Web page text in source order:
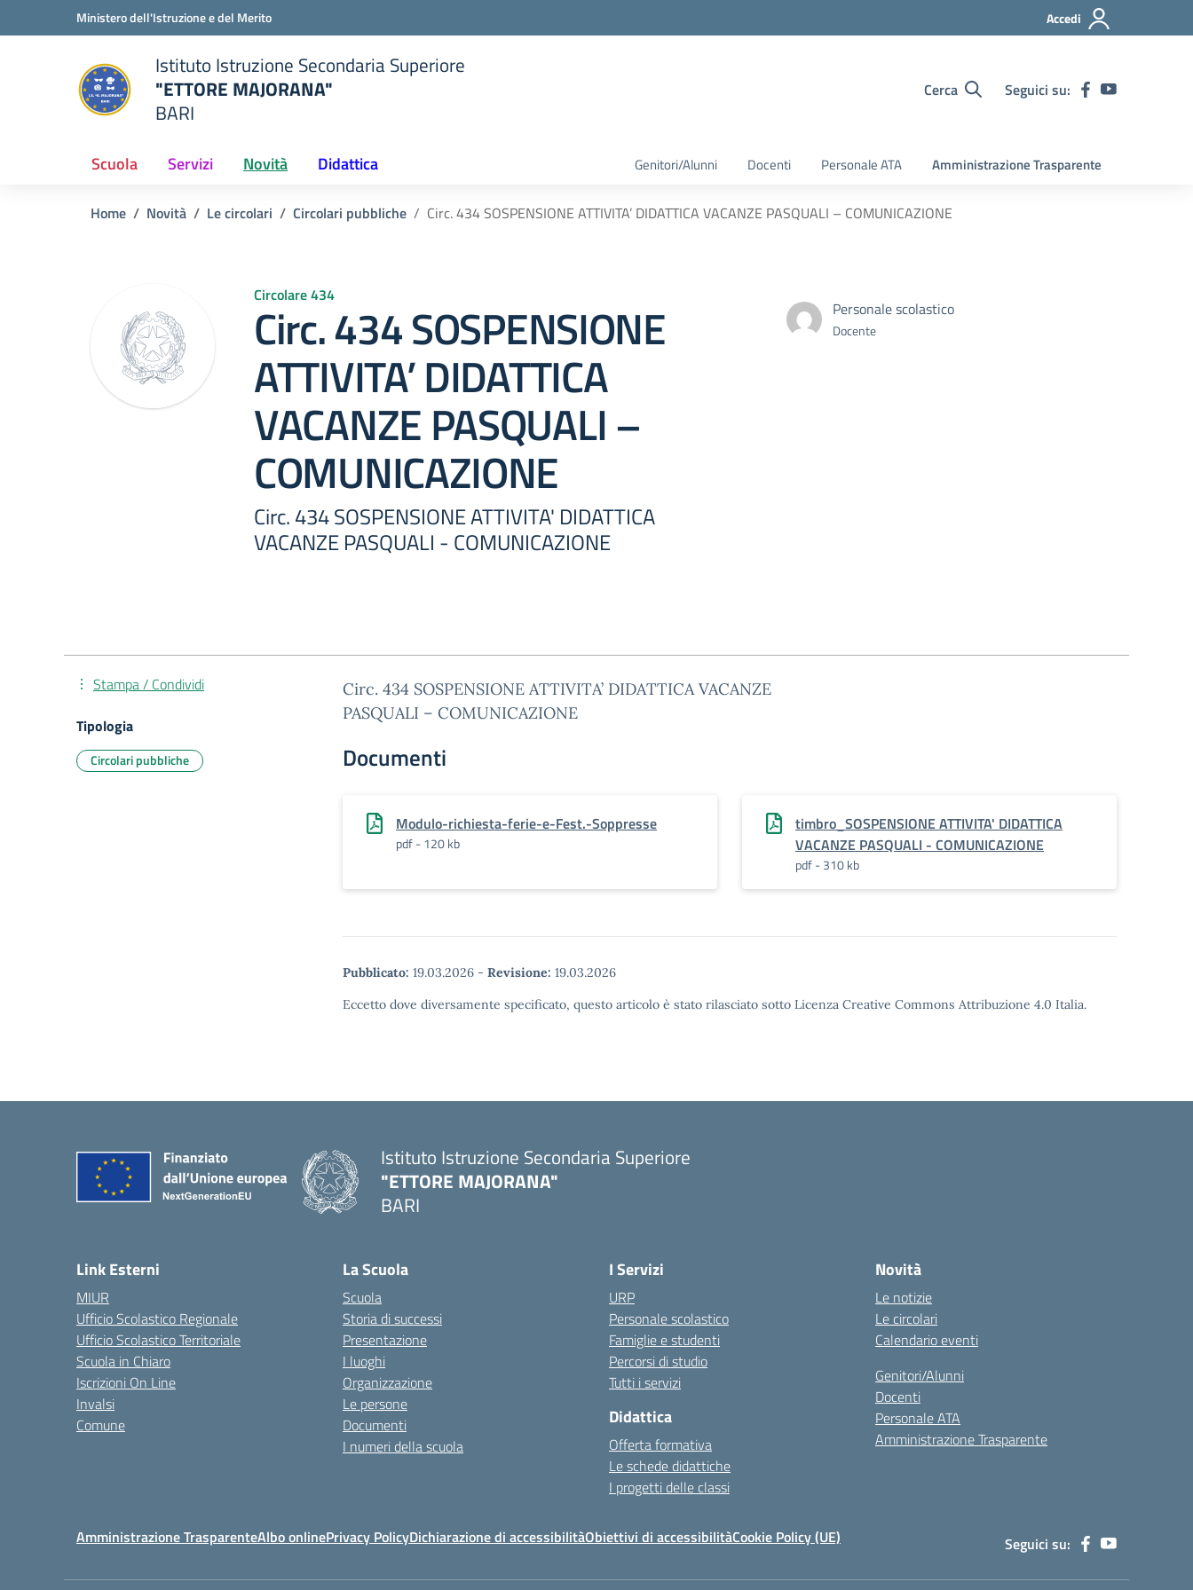
Vai ai contenuti
Vai al menu di navigazioneMinistero dell'Istruzione e del Merito Accedi
scuola
Istituto Istruzione Secondaria Superiore
"ETTORE MAJORANA"
BARI
Cerca Seguici su:
Scuola Servizi Novità Didattica Genitori/Alunni Docenti Personale ATA Amministrazione Trasparente
Home Novità Le circolari Circolari pubbliche Circ. 434 SOSPENSIONE ATTIVITA’ DIDATTICA VACANZE PASQUALI – COMUNICAZIONE
Circolare 434
Circ. 434 SOSPENSIONE
ATTIVITA’ DIDATTICA
VACANZE PASQUALI –
COMUNICAZIONE
Circ. 434 SOSPENSIONE ATTIVITA' DIDATTICA
VACANZE PASQUALI - COMUNICAZIONE
Personale scolastico
Docente
Circ. 434 SOSPENSIONE ATTIVITA’ DIDATTICA VACANZE
PASQUALI – COMUNICAZIONE
Documenti
Modulo-richiesta-ferie-e-Fest.-Soppresse
pdf - 120 kb
timbro_SOSPENSIONE ATTIVITA' DIDATTICA
VACANZE PASQUALI - COMUNICAZIONE
pdf - 310 kb
Pubblicato: 19.03.2026 - Revisione: 19.03.2026
Eccetto dove diversamente specificato, questo articolo è stato rilasciato sotto Licenza Creative Commons Attribuzione 4.0 Italia.
Stampa / Condividi
Tipologia
Circolari pubbliche
Istituto Istruzione Secondaria Superiore
"ETTORE MAJORANA"
BARI
Link Esterni
MIUR
Ufficio Scolastico Regionale
Ufficio Scolastico Territoriale
Scuola in Chiaro
Iscrizioni On Line
Invalsi
Comune
La Scuola
Scuola
Storia di successi
Presentazione
I luoghi
Organizzazione
Le persone
Documenti
I numeri della scuola
I Servizi
URP
Personale scolastico
Famiglie e studenti
Percorsi di studio
Tutti i servizi
Didattica
Offerta formativa
Le schede didattiche
I progetti delle classi
Novità
Le notizie
Le circolari
Calendario eventi
Genitori/Alunni
Docenti
Personale ATA
Amministrazione Trasparente
Amministrazione TrasparenteAlbo onlinePrivacy PolicyDichiarazione di accessibilitàObiettivi di accessibilitàCookie Policy (UE) Seguici su: